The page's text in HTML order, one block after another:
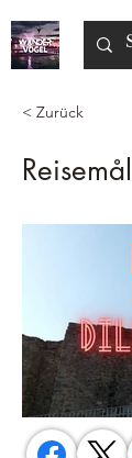
< Zurück